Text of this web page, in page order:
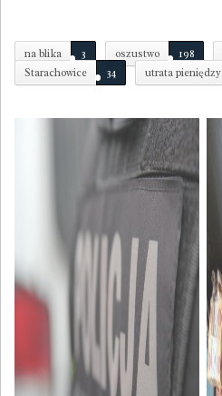
na blika 3 oszustwo 198
Starachowice
34 utrata pieniędzy